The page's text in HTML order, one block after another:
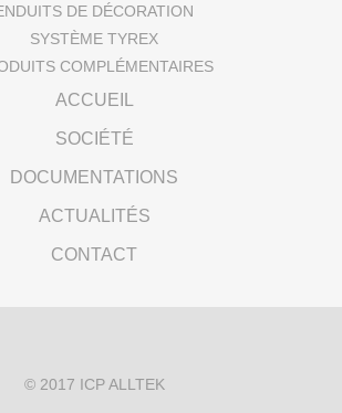
DE DÉCORATION
SYSTÈME TYREX
COMPLÉMENTAIRES
ACCUEIL
SOCIÉTÉ
DOCUMENTATIONS
ACTUALITÉS
CONTACT
© 2017 ICP ALLTEK